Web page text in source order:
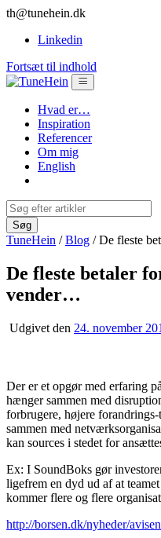
th@tunehein.dk
Linkedin
Fortsæt til indhold
Hvad er…
Inspiration
Referencer
Om mig
English
TuneHein /Blog /De fleste
De fleste betaler
vender…
Udgivet den 24. november
Der er et opgør med erfaring
hænger sammen med
forbrugere, højere
sammen med
kan sources i stedet for
Ex: I SoundBoks gør
ligefrem en dyd ud af at
kommer flere og flere
http://borsen.dk/nyheder/